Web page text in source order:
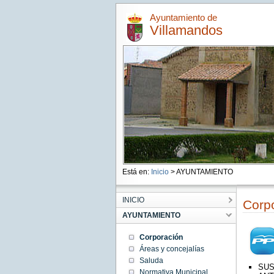
Ayuntamiento de
Villamandos
Está en: Inicio > AYUNTAMIENTO
INICIO
AYUNTAMIENTO
Corporación
Áreas y concejalías
Saluda
Normativa Municipal